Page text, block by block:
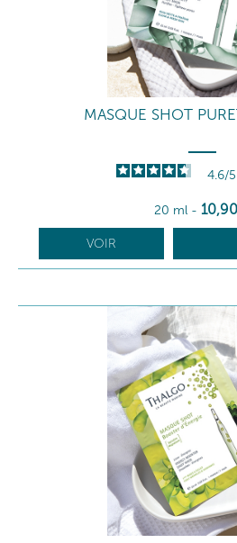
MASQUE SHOT
4.6/5
20 ml - 10,90
VOIR